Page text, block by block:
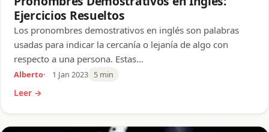
Ejercicios Resueltos
Los pronombres demostrativos en inglés son palabras
usadas para indicar la cercanía o lejanía de algo con
respecto a una persona. Estas…
Alberto 1 Jan 2023 5 min
Leer →